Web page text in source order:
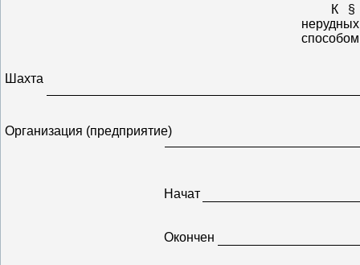
К §
способом
Шахта
Организация (предприятие)
Начат
Окончен